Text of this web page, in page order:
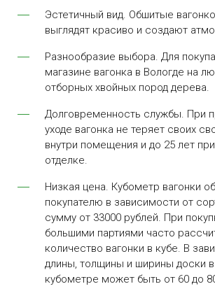
Эстетичный вид. Обшитые
выглядят красиво и создают
Разнообразие выбора. Для
магазине вагонка в Вологде на
отборных хвойных пород дерева.
Долговременность службы. При
уходе вагонка не теряет своих
внутри помещения и до 25 лет
отделке.
Низкая цена. Кубометр вагонки
покупателю в зависимости от
сумму от 33000 рублей. При
большими партиями часто
количество вагонки в кубе. В
длины, толщины и ширины доски
кубометре может быть от 60 до